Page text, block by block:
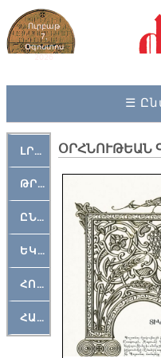
Ուրբաթ
7,
Օգոստոս
2026
☰
ԼՐԱՀՈՍ
ԹՐՔԱՀԱՅ ԿԵԱՆՔ
ԸՆԿԵՐԱՄՇԱԿՈՒԹԱՅԻՆ
ԵԿԵՂԵՑԱԿԱՆ
ՀՈԳԵՄՏԱՒՈՐ
ՀԱՐԹԱԿ
ՕՐՀՆՈՒԹԵԱՆ